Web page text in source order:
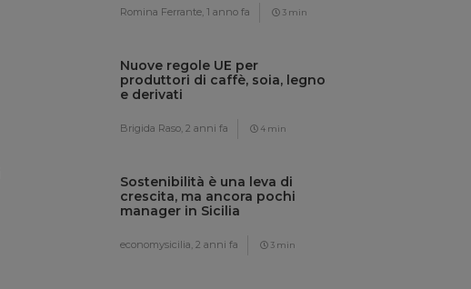
Romina Ferrante,1 anno fa 3 min
Nuove regole UE per
produttori di caffè, soia, legno
e derivati
Brigida Raso,2 anni fa 4 min
Sostenibilità è una leva di
crescita, ma ancora pochi
manager in Sicilia
economysicilia,2 anni fa 3 min